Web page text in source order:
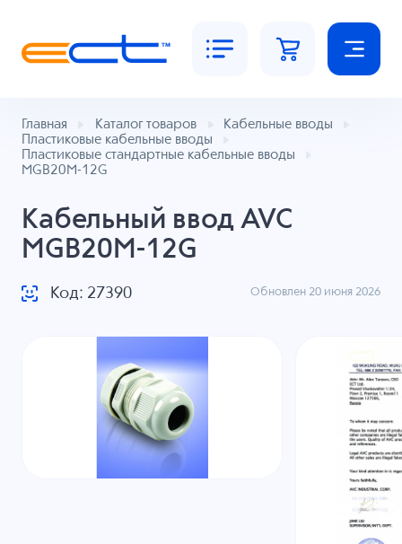
Главная Каталог товаров
Кабельные вводы
Пластиковые кабельные вводы
Пластиковые стандартные кабельные вводы
MGB20M-12G
Кабельный ввод AVC
MGB20M-12G
Код: 27390 Обновлен 20 июня 2026